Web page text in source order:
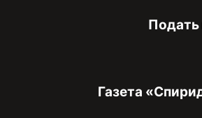
Подать
Газета